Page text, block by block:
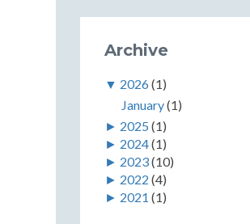
Archive
▼ 2026(1)
January(1)
► 2025 (1)
► 2024(1)
► 2023(10)
► 2022 (4)
► 2021 (1)